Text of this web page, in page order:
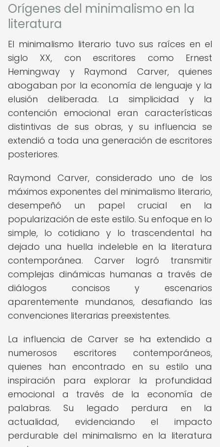
Orígenes del minimalismo en la
literatura
El minimalismo literario tuvo sus raíces en el
siglo XX, con escritores como Ernest
Hemingway y Raymond Carver, quienes
abogaban por la economía de lenguaje y la
elusión deliberada. La simplicidad y la
contención emocional eran características
distintivas de sus obras, y su influencia se
extendió a toda una generación de escritores
posteriores.
Raymond Carver, considerado uno de los
máximos exponentes del minimalismo literario,
desempeñó un papel crucial en la
popularización de este estilo. Su enfoque en lo
simple, lo cotidiano y lo trascendental ha
dejado una huella indeleble en la literatura
contemporánea. Carver logró transmitir
complejas dinámicas humanas a través de
diálogos concisos y escenarios
aparentemente mundanos, desafiando las
convenciones literarias preexistentes.
La influencia de Carver se ha extendido a
numerosos escritores contemporáneos,
quienes han encontrado en su estilo una
inspiración para explorar la profundidad
emocional a través de la economía de
palabras. Su legado perdura en la
actualidad, evidenciando el impacto
perdurable del minimalismo en la literatura